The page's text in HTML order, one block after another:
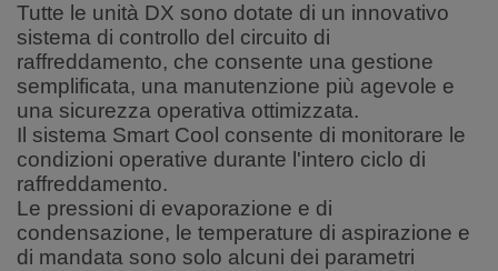
Tutte le unità DX sono dotate di un innovativo
sistema di controllo del circuito di
raffreddamento, che consente una gestione
semplificata, una manutenzione più agevole e
una sicurezza operativa ottimizzata.
Il sistema Smart Cool consente di monitorare le
condizioni operative durante l'intero ciclo di
raffreddamento.
Le pressioni di evaporazione e di
condensazione, le temperature di aspirazione e
di mandata sono solo alcuni dei parametri